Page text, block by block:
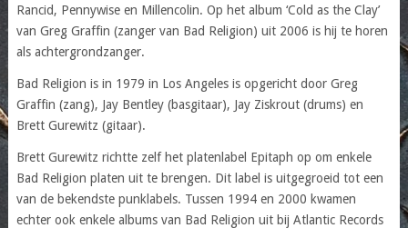
Rancid, Pennywise en Millencolin. Op het album ‘Cold as the Clay’
van Greg Graffin (zanger van Bad Religion) uit 2006 is hij te horen
als achtergrondzanger.
Bad Religion is in 1979 in Los Angeles is opgericht door Greg
Graffin (zang), Jay Bentley (basgitaar), Jay Ziskrout (drums) en
Brett Gurewitz (gitaar).
Brett Gurewitz richtte zelf het platenlabel Epitaph op om enkele
Bad Religion platen uit te brengen. Dit label is uitgegroeid tot een
van de bekendste punklabels. Tussen 1994 en 2000 kwamen
echter ook enkele albums van Bad Religion uit bij Atlantic Records